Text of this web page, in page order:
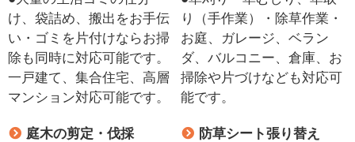
け、袋詰め、搬出をお手伝
い・ゴミを片付けならお掃
除も同時に対応可能です。
一戸建て、集合住宅、高層
マンション対応可能です。
り（手作業）・除草作業・
お庭、ガレージ、ベラン
ダ、バルコニー、倉庫、お
掃除や片づけなども対応可
能です。
庭木の剪定・伐採 防草シート張り替え